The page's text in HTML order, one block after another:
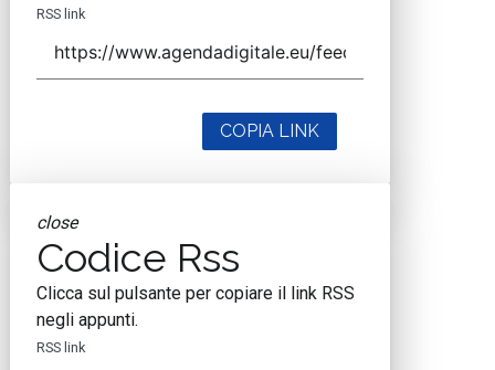
RSS link
COPIA LINK
close
Codice Rss
Clicca sul pulsante per copiare il link RSS
negli appunti.
RSS link